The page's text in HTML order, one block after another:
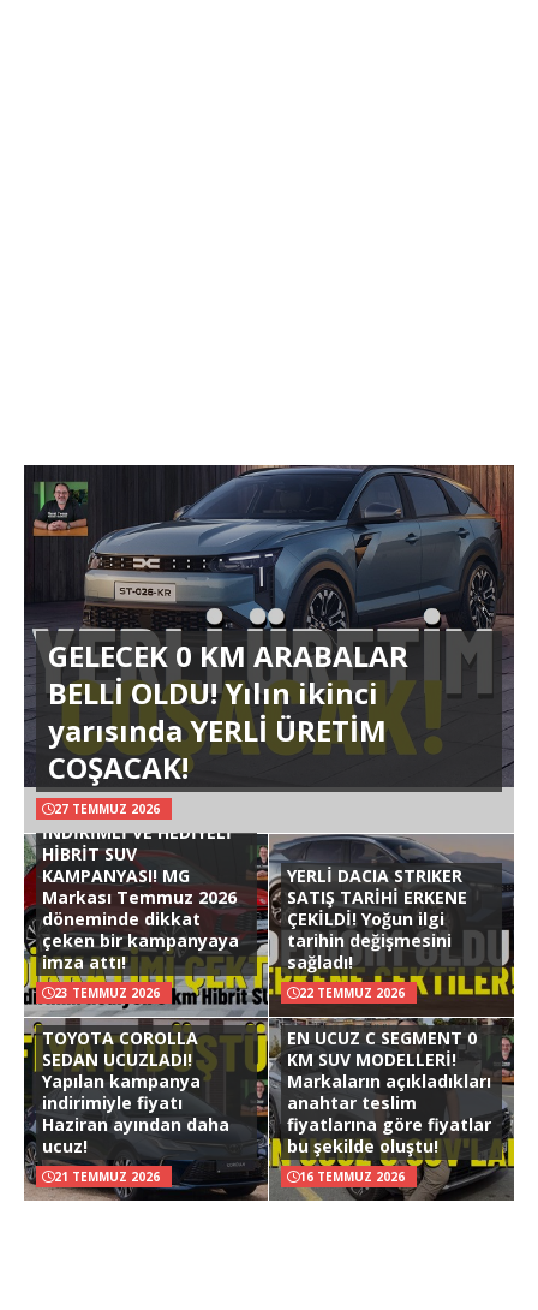
GELECEK 0 KM ARABALAR
BELLİ OLDU! Yılın ikinci
yarısında YERLİ ÜRETİM
COŞACAK!
27 TEMMUZ 2026
İNDİRİMLİ VE HEDİYELİ
HİBRİT SUV
KAMPANYASI! MG
Markası Temmuz 2026
döneminde dikkat
çeken bir kampanyaya
imza attı!
23 TEMMUZ 2026
YERLİ DACIA STRIKER
SATIŞ TARİHİ ERKENE
ÇEKİLDİ! Yoğun ilgi
tarihin değişmesini
sağladı!
22 TEMMUZ 2026
TOYOTA COROLLA
SEDAN UCUZLADI!
Yapılan kampanya
indirimiyle fiyatı
Haziran ayından daha
ucuz!
21 TEMMUZ 2026
EN UCUZ C SEGMENT 0
KM SUV MODELLERİ!
Markaların açıkladıkları
anahtar teslim
fiyatlarına göre fiyatlar
bu şekilde oluştu!
16 TEMMUZ 2026